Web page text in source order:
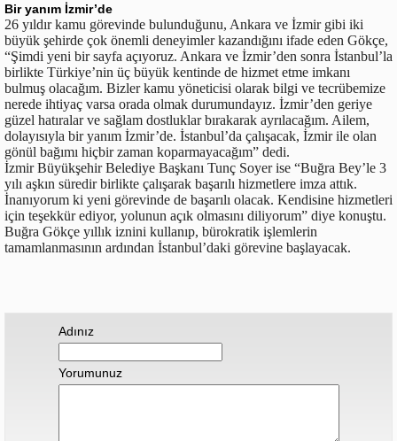
Bir yanım İzmir’de
26 yıldır kamu görevinde bulunduğunu, Ankara ve İzmir gibi iki
büyük şehirde çok önemli deneyimler kazandığını ifade eden Gökçe,
“Şimdi yeni bir sayfa açıyoruz. Ankara ve İzmir’den sonra İstanbul’la
birlikte Türkiye’nin üç büyük kentinde de hizmet etme imkanı
bulmuş olacağım. Bizler kamu yöneticisi olarak bilgi ve tecrübemize
nerede ihtiyaç varsa orada olmak durumundayız. İzmir’den geriye
güzel hatıralar ve sağlam dostluklar bırakarak ayrılacağım. Ailem,
dolayısıyla bir yanım İzmir’de. İstanbul’da çalışacak, İzmir ile olan
gönül bağımı hiçbir zaman koparmayacağım” dedi.
İzmir Büyükşehir Belediye Başkanı Tunç Soyer ise “Buğra Bey’le 3
yılı aşkın süredir birlikte çalışarak başarılı hizmetlere imza attık.
İnanıyorum ki yeni görevinde de başarılı olacak. Kendisine hizmetleri
için teşekkür ediyor, yolunun açık olmasını diliyorum” diye konuştu.
Buğra Gökçe yıllık iznini kullanıp, bürokratik işlemlerin
tamamlanmasının ardından İstanbul’daki görevine başlayacak.
Adınız
Yorumunuz